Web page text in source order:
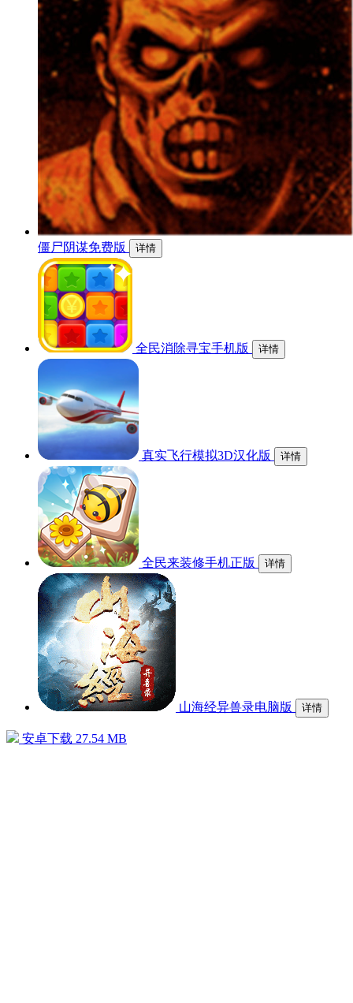
僵尸阴谋免费版 详情
全民消除寻宝手机版 详情
真实飞行模拟3D汉化版 详情
全民来装修手机正版 详情
山海经异兽录电脑版 详情
安卓下载 27.54 MB